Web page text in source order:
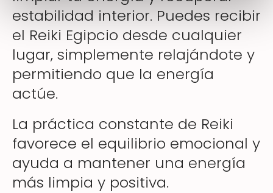
estabilidad interior. Puedes recibir
el Reiki Egipcio desde cualquier
lugar, simplemente relajándote y
permitiendo que la energía
actúe.
La práctica constante de Reiki
favorece el equilibrio emocional y
ayuda a mantener una energía
más limpia y positiva.